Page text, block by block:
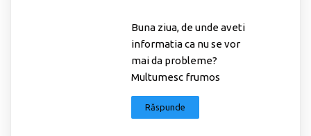
Buna ziua, de unde aveti
informatia ca nu se vor
mai da probleme?
Multumesc frumos
Răspunde